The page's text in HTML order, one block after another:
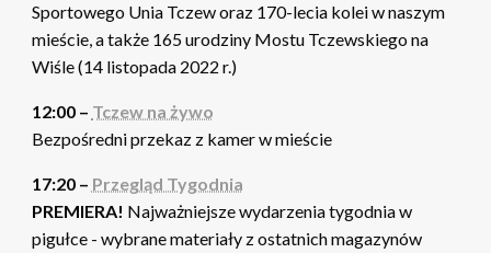
Sportowego Unia Tczew oraz 170-lecia kolei w naszym
mieście, a także 165 urodziny Mostu Tczewskiego na
Wiśle (14 listopada 2022 r.)
12:00 – Tczew na żywo
Bezpośredni przekaz z kamer w mieście
17:20 – Przegląd Tygodnia
PREMIERA! Najważniejsze wydarzenia tygodnia w
pigułce - wybrane materiały z ostatnich magazynów